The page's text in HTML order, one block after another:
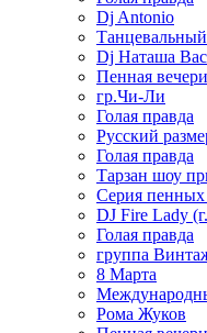
Dj Antonio
Dj Наташа
Пенная
гр.Чи-Ли
Голая правда
Русский
Голая правда
Тарзан шоу
Серия пенных
DJ Fire Lady
Голая правда
группа
8 Марта
Рома Жуков